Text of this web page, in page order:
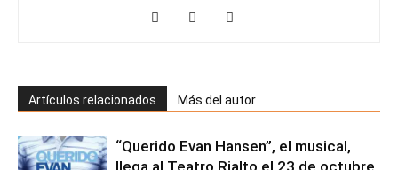
Artículos relacionados Más del autor
“Querido Evan Hansen”, el musical,
llega al Teatro Rialto el 23 de octubre